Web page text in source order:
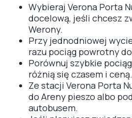
Wybieraj Verona Porta
docelową, jeśli chcesz
Werony.
Przy jednodniowej
razu pociąg powrotny
Porównuj szybkie
różnią się czasem i ceną.
Ze stacji Verona Porta
do Areny pieszo albo
autobusem.